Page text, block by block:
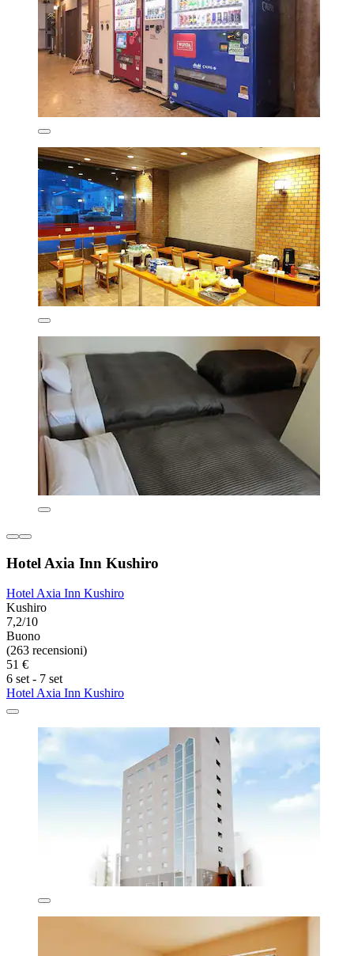
Hotel Axia Inn Kushiro
Hotel Axia Inn Kushiro
Kushiro
7,2/10
Buono
(263 recensioni)
51 €
6 set - 7 set
Hotel Axia Inn Kushiro